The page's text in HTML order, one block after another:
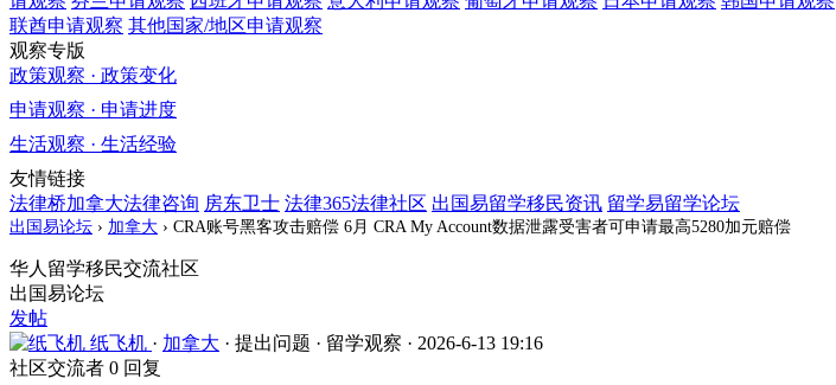
联酋申请观察 其他国家/地区申请观察
观察专版
政策观察 · 政策变化
申请观察 · 申请进度
生活观察 · 生活经验
友情链接
法律桥加拿大法律咨询 房东卫士 法律365法律社区 出国易留学移民资讯 留学易留学论坛
出国易论坛 › 加拿大 › CRA账号黑客攻击赔偿 6月 CRA My Account数据泄露受害者可申请最高5280加元赔偿
华人留学移民交流社区
出国易论坛
发帖
纸飞机 · 加拿大 · 提出问题 · 留学观察 · 2026-6-13 19:16
社区交流者 0 回复